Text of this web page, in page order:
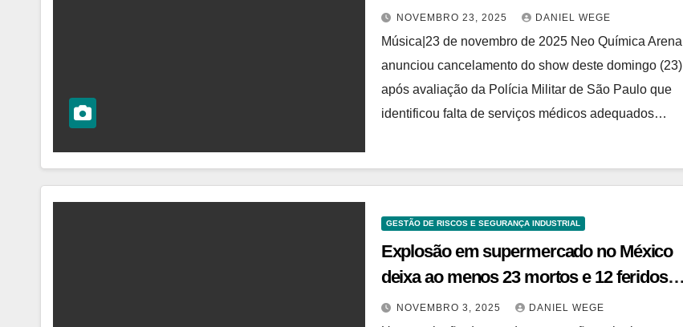
NOVEMBRO 23, 2025 DANIEL WEGE
Música|23 de novembro de 2025 Neo Química Arena
anunciou cancelamento do show deste domingo (23)
após avaliação da Polícia Militar de São Paulo que
identificou falta de serviços médicos adequados…
GESTÃO DE RISCOS E SEGURANÇA INDUSTRIAL
Explosão em supermercado no México
deixa ao menos 23 mortos e 12 feridos |
Studio Notícias
NOVEMBRO 3, 2025 DANIEL WEGE